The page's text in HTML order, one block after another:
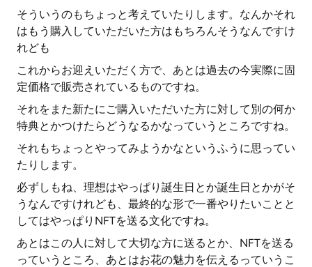
そういうのもちょっと考えていたりします。なんかそれ
はもう購入していただいた方はもちろんそうなんですけ
れども
これからお迎えいただく方で、あとは過去の今実際に固
定価格で販売されているものですね。
それをまた新たにご購入いただいた方に対して別の何か
特典とかつけたらどうなるかなっていうところですね。
それもちょっとやってみようかなというふうに思ってい
たりします。
必ずしもね、理想はやっぱり誕生日とか誕生日とかがそ
うなんですけれども、最終的な形で一番やりたいことと
してはやっぱりNFTを送る文化ですね。
あとはこの人に対して大切な方に送るとか、NFTを送る
っていうところ、あとはお花の魅力を伝えるっていうこ